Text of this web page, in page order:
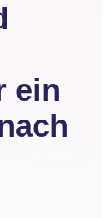
ein